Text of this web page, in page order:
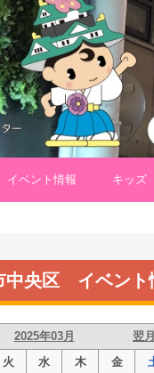
イベント情報 キッズ
中央区 イベント
2025年03月
翌
火 水 木 金